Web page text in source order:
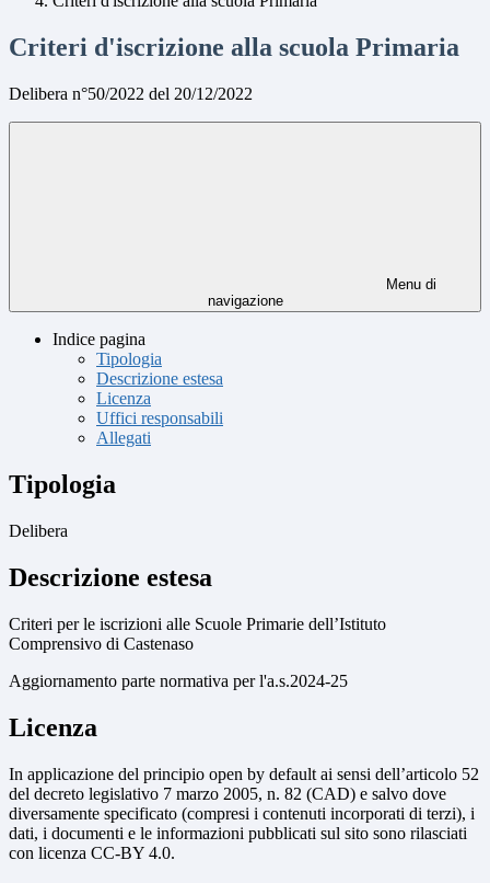
Criteri d'iscrizione alla scuola Primaria
Delibera n°50/2022 del 20/12/2022
Menu di
navigazione
Indice pagina
Tipologia
Descrizione estesa
Licenza
Uffici responsabili
Allegati
Tipologia
Delibera
Descrizione estesa
Criteri per le iscrizioni alle Scuole Primarie dell’Istituto
Comprensivo di Castenaso
Aggiornamento parte normativa per l'a.s.2024-25
Licenza
In applicazione del principio open by default ai sensi dell’articolo 52
del decreto legislativo 7 marzo 2005, n. 82 (CAD) e salvo dove
diversamente specificato (compresi i contenuti incorporati di terzi), i
dati, i documenti e le informazioni pubblicati sul sito sono rilasciati
con licenza CC-BY 4.0.